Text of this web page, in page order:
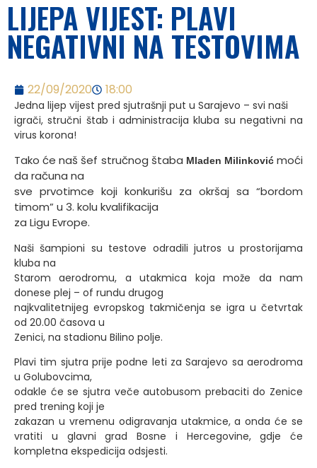
LIJEPA VIJEST: PLAVI
NEGATIVNI NA TESTOVIMA
22/09/2020 18:00
Jedna lijep vijest pred sjutrašnji put u Sarajevo – svi naši
igrači, stručni štab i administracija kluba su negativni na
virus korona!
Tako će naš šef stručnog štaba Mladen Milinkovićmoći
da računa na
sve prvotimce koji konkurišu za okršaj sa “bordom
timom” u 3. kolu kvalifikacija
za Ligu Evrope.
Naši šampioni su testove odradili jutros u prostorijama
kluba na
Starom aerodromu, a utakmica koja može da nam
donese plej – of rundu drugog
najkvalitetnijeg evropskog takmičenja se igra u četvrtak
od 20.00 časova u
Zenici, na stadionu Bilino polje.
Plavi tim sjutra prije podne leti za Sarajevo sa aerodroma
u Golubovcima,
odakle će se sjutra veče autobusom prebaciti do Zenice
pred trening koji je
zakazan u vremenu odigravanja utakmice, a onda će se
vratiti u glavni grad Bosne i Hercegovine, gdje će
kompletna ekspedicija odsjesti.